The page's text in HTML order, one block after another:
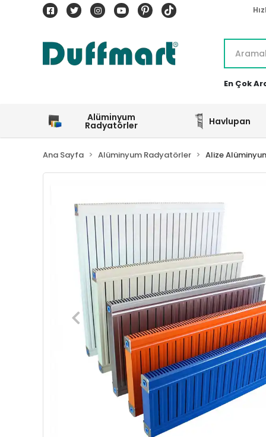
En Çok
Alüminyum
Radyatörler Havlupan
Ana Sayfa Alüminyum Radyatörler Alize